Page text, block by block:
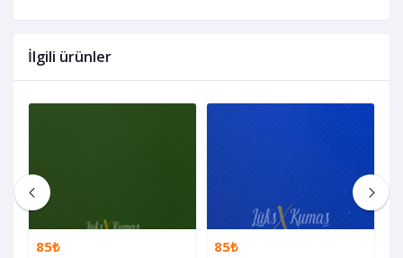
İlgili ürünler
85₺ 85₺